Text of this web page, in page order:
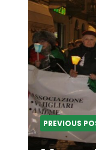
PREVIOUS